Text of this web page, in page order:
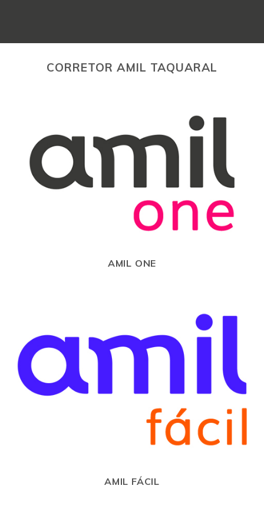
CORRETOR AMIL TAQUARAL
AMIL ONE
AMIL FÁCIL